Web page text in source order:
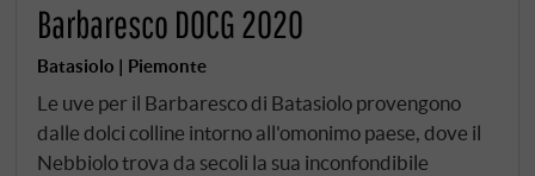
Barbaresco DOCG 2020
Batasiolo | Piemonte
Le uve per il Barbaresco di Batasiolo provengono
dalle dolci colline intorno all'omonimo paese, dove il
Nebbiolo trova da secoli la sua inconfondibile